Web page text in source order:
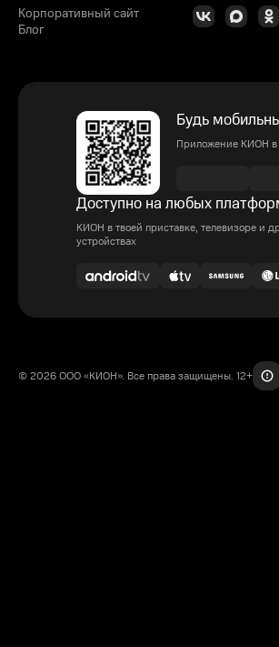
Корпоративный сайт
Блог
Будь
Приложение КИОН в
Доступно на любых
КИОН в твоей приставке, телевизоре и
устройствах
© 2026 ООО «КИОН». Все права защищены. 12+